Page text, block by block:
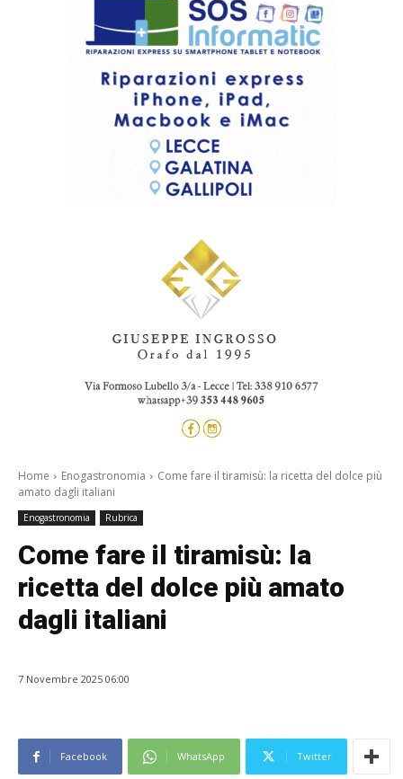
Home Enogastronomia
Come fare il tiramisù: la ricetta del dolce più
amato dagli italiani
Enogastronomia Rubrica
Come fare il tiramisù: la
ricetta del dolce più amato
dagli italiani
7 Novembre 2025 06:00
Facebook WhatsApp Twitter